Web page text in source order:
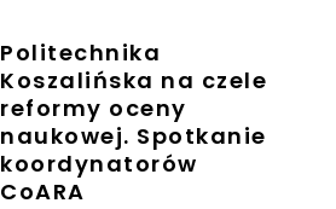
Politechnika
Koszalińska na czele
reformy oceny
naukowej. Spotkanie
koordynatorów
CoARA